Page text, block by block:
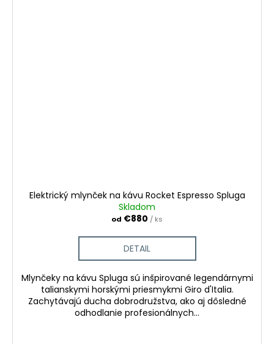
Elektrický mlynček na kávu Rocket Espresso Spluga
Skladom
od €880 / ks
DETAIL
Mlynčeky na kávu Spluga sú inšpirované legendárnymi
talianskymi horskými priesmykmi Giro d'Italia.
Zachytávajú ducha dobrodružstva, ako aj dôsledné
odhodlanie profesionálnych...